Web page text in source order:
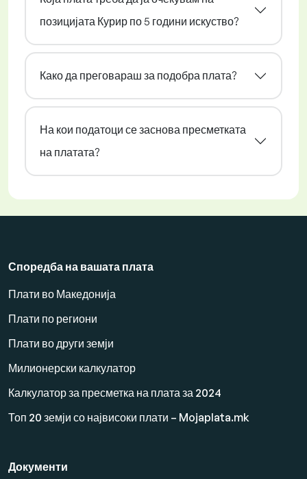
позицијата Курир по 5 години искуство?
Како да преговараш за подобра плата?
На кои податоци се заснова пресметката
на платата?
Споредба на вашата плата
Плати во Македонија
Плати по региони
Плати во други земји
Милионерски калкулатор
Калкулатор за пресметка на плата за 2024
Топ 20 земји со највисоки плати – Mojaplata.mk
Документи